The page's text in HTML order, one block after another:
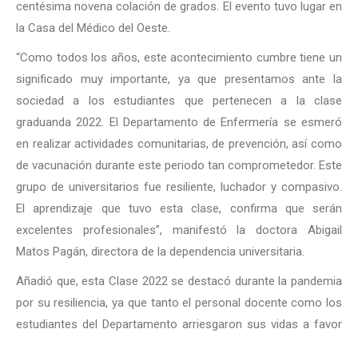
centésima novena colación de grados. El evento tuvo lugar en
la Casa del Médico del Oeste.
“Como todos los años, este acontecimiento cumbre tiene un
significado muy importante, ya que presentamos ante la
sociedad a los estudiantes que pertenecen a la clase
graduanda 2022. El Departamento de Enfermería se esmeró
en realizar actividades comunitarias, de prevención, así como
de vacunación durante este periodo tan comprometedor. Este
grupo de universitarios fue resiliente, luchador y compasivo.
El aprendizaje que tuvo esta clase, confirma que serán
excelentes profesionales”, manifestó la doctora Abigail
Matos Pagán, directora de la dependencia universitaria.
Añadió que, esta Clase 2022 se destacó durante la pandemia
por su resiliencia, ya que tanto el personal docente como los
estudiantes del Departamento arriesgaron sus vidas a favor